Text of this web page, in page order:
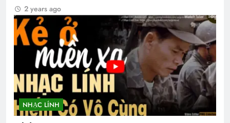
2 years ago
NHẠC LÍNH